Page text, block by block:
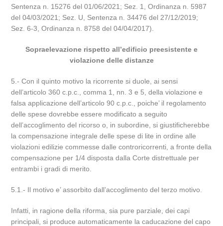
Sentenza n. 15276 del 01/06/2021; Sez. 1, Ordinanza n. 5987
del 04/03/2021; Sez. U, Sentenza n. 34476 del 27/12/2019;
Sez. 6-3, Ordinanza n. 8758 del 04/04/2017).
Sopraelevazione rispetto all’edificio preesistente e
violazione delle distanze
5.- Con il quinto motivo la ricorrente si duole, ai sensi
dell’articolo 360 c.p.c., comma 1, nn. 3 e 5, della violazione e
falsa applicazione dell’articolo 90 c.p.c., poiche’ il regolamento
delle spese dovrebbe essere modificato a seguito
dell’accoglimento del ricorso o, in subordine, si giustificherebbe
la compensazione integrale delle spese di lite in ordine alle
violazioni edilizie commesse dalle controricorrenti, a fronte della
compensazione per 1/4 disposta dalla Corte distrettuale per
entrambi i gradi di merito.
5.1.- Il motivo e’ assorbito dall’accoglimento del terzo motivo.
Infatti, in ragione della riforma, sia pure parziale, dei capi
principali, si produce automaticamente la caducazione del capo